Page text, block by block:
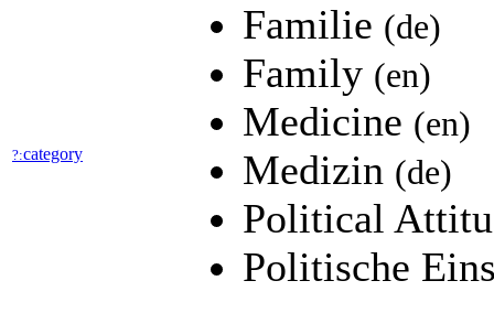
?:category
Familie (de)
Family (en)
Medicine (en)
Medizin (de)
Political
Politische